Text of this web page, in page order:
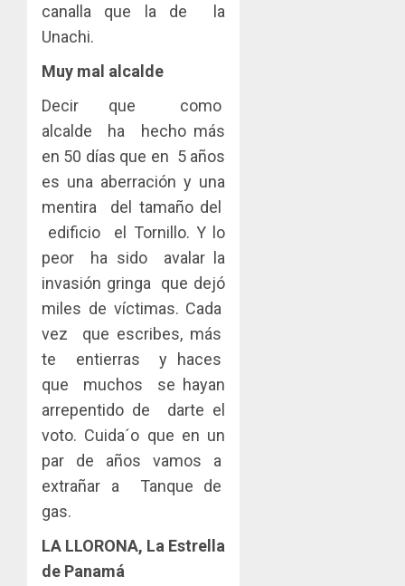
canalla que la de la
Unachi.
Muy mal alcalde
Decir que como
alcalde ha hecho más
en 50 días que en 5 años
es una aberración y una
mentira del tamaño del
edificio el Tornillo. Y lo
peor ha sido avalar la
invasión gringa que dejó
miles de víctimas. Cada
vez que escribes, más
te entierras y haces
que muchos se hayan
arrepentido de darte el
voto. Cuida´o que en un
par de años vamos a
extrañar a Tanque de
gas.
LA LLORONA, La Estrella
de Panamá